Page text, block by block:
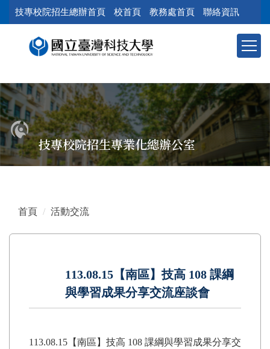
到
容
區
塊
技專校院招生總辦首頁 校首頁 教務處首頁 聯絡資訊
技專校院招生專業化總辦公室
首頁 活動交流
113.08.15【南區】技高 108 課綱
與學習成果分享交流座談會
113.08.15【南區】技高 108 課綱與學習成果分享交